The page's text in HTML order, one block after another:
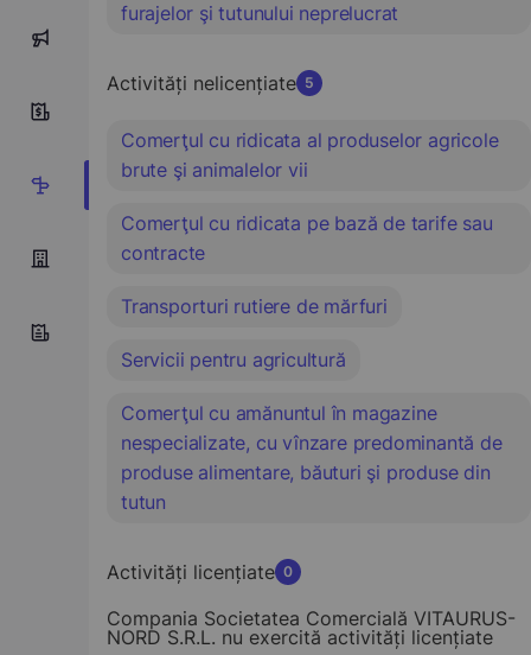
furajelor şi tutunului neprelucrat
Activități nelicențiate 5
Comerţul cu ridicata al produselor agricole
brute şi animalelor vii
Comerţul cu ridicata pe bază de tarife sau
contracte
Transporturi rutiere de mărfuri
Servicii pentru agricultură
Comerţul cu amănuntul în magazine
nespecializate, cu vînzare predominantă de
produse alimentare, băuturi şi produse din
tutun
Activități licențiate 0
Compania Societatea Comercială VITAURUS-
NORD S.R.L. nu exercită activități licențiate